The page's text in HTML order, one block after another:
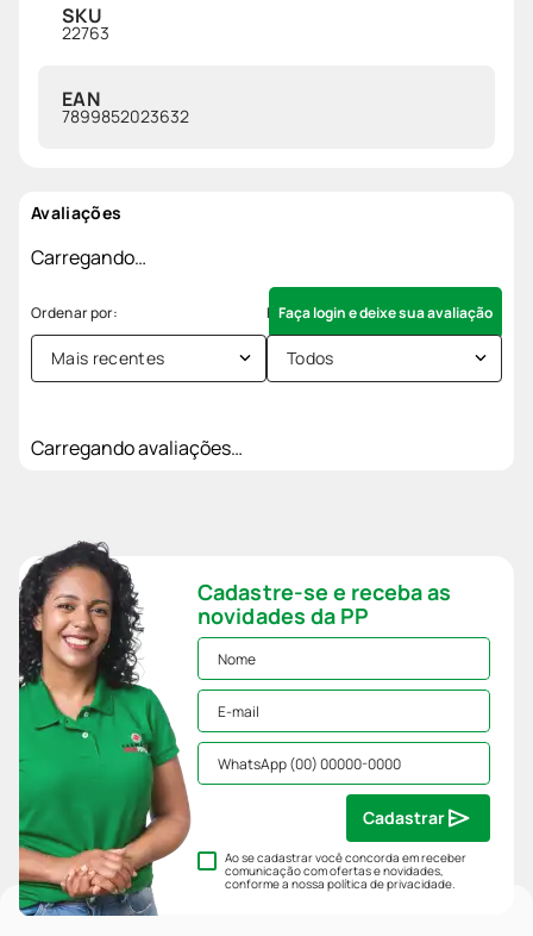
SKU
22763
EAN
7899852023632
Avaliações
Carregando…
Faça login e deixe sua avaliação
Mais recentes Todos
Carregando avaliações…
Cadastre-se e receba as
novidades da PP
Ao se cadastrar você concorda em receber
comunicação com ofertas e novidades,
conforme a nossapolítica de privacidade.
Cadastrar